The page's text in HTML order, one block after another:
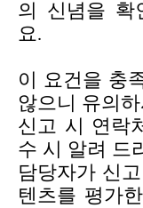
의 신념을 확
요.
이 요건을 충
않으니 유의
신고 시 연락
수 시 알려 드
담당자가 신
텐츠를 평가